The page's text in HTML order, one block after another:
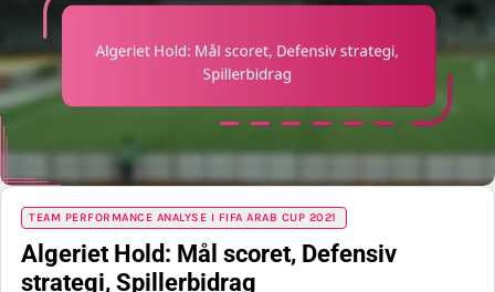
TEAM PERFORMANCE ANALYSE I FIFA ARAB CUP 2021
Algeriet Hold: Mål scoret, Defensiv
strategi, Spillerbidrag